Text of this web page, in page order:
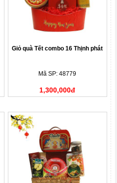
Giỏ quà Tết combo 16 Thịnh phát
Mã SP: 48779
1,300,000đ